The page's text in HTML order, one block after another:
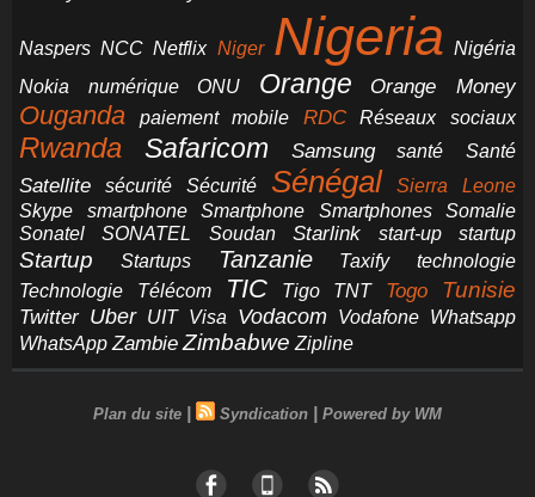
Naspers NCC Netflix Niger Nigeria Nigéria
Nokia
numérique ONU Orange Orange Money
Ouganda paiement mobile RDC Réseaux sociaux
Rwanda Safaricom Samsung santé Santé
Satellite sécurité Sécurité Sénégal
Sierra Leone
Skype
smartphone Smartphone Smartphones
Somalie
Sonatel
SONATEL Soudan Starlink start-up startup
Startup Startups Tanzanie Taxify
technologie
Technologie
Télécom TIC Tigo TNT Togo Tunisie
Twitter Uber UIT Visa Vodacom Vodafone Whatsapp
WhatsApp Zambie Zimbabwe Zipline
Plan du site | Syndication | Powered by WM